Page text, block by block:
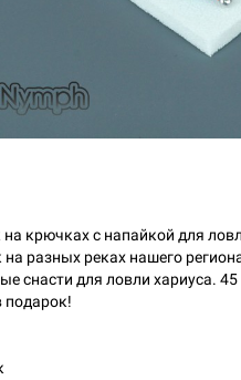
крючках с напайкой для
разных реках нашего
снасти для ловли хариуса.
подарок!